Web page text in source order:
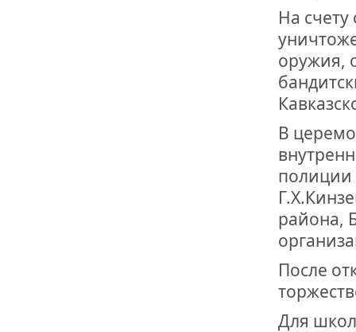
На
оружия,
В
полиции
района,
После
Для